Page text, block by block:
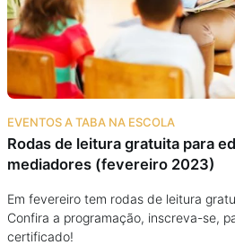
Como ler?
Na escola
Na família
Colunas
EVENTOS A TABA NA ESCOLA
Rodas de leitura gratuita para
mediadores (fevereiro 2023)
Em fevereiro tem rodas de leitura
Confira a programação, inscreva-se,
certificado!